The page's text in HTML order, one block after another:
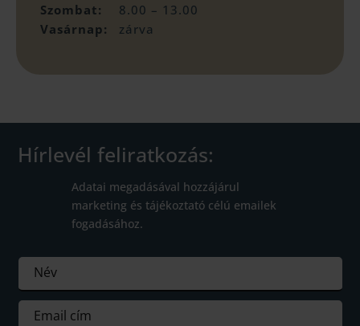
Szombat:
8.00 – 13.00
Vasárnap:
zárva
Hírlevél feliratkozás:
Adatai megadásával hozzájárul
marketing és tájékoztató célú emailek
fogadásához.